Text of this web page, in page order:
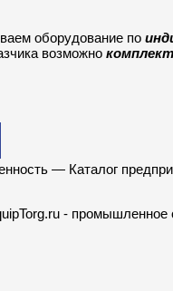
оборудование по
возможно